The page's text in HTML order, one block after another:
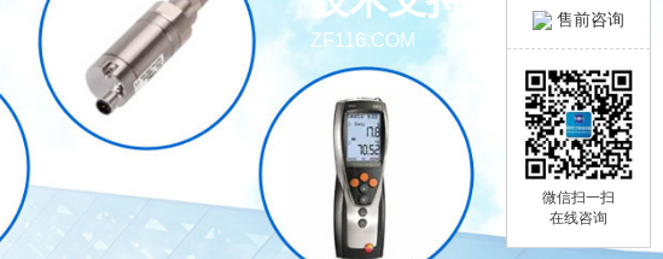
ZF116.COM
售前咨询
微信扫一扫
在线咨询